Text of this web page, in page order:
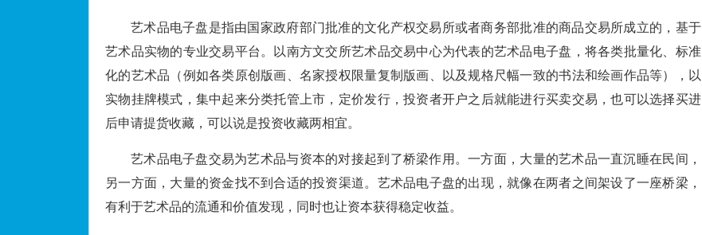
艺术品电子盘是指由国家政府部门批准的文化产权交易所或者商务部批准的商品交易所成立的，基于
艺术品实物的专业交易平台。以南方文交所艺术品交易中心为代表的艺术品电子盘，将各类批量化、标准
化的艺术品（例如各类原创版画、名家授权限量复制版画、以及规格尺幅一致的书法和绘画作品等），以
实物挂牌模式，集中起来分类托管上市，定价发行，投资者开户之后就能进行买卖交易，也可以选择买进
后申请提货收藏，可以说是投资收藏两相宜。
艺术品电子盘交易为艺术品与资本的对接起到了桥梁作用。一方面，大量的艺术品一直沉睡在民间，
另一方面，大量的资金找不到合适的投资渠道。艺术品电子盘的出现，就像在两者之间架设了一座桥梁，
有利于艺术品的流通和价值发现，同时也让资本获得稳定收益。